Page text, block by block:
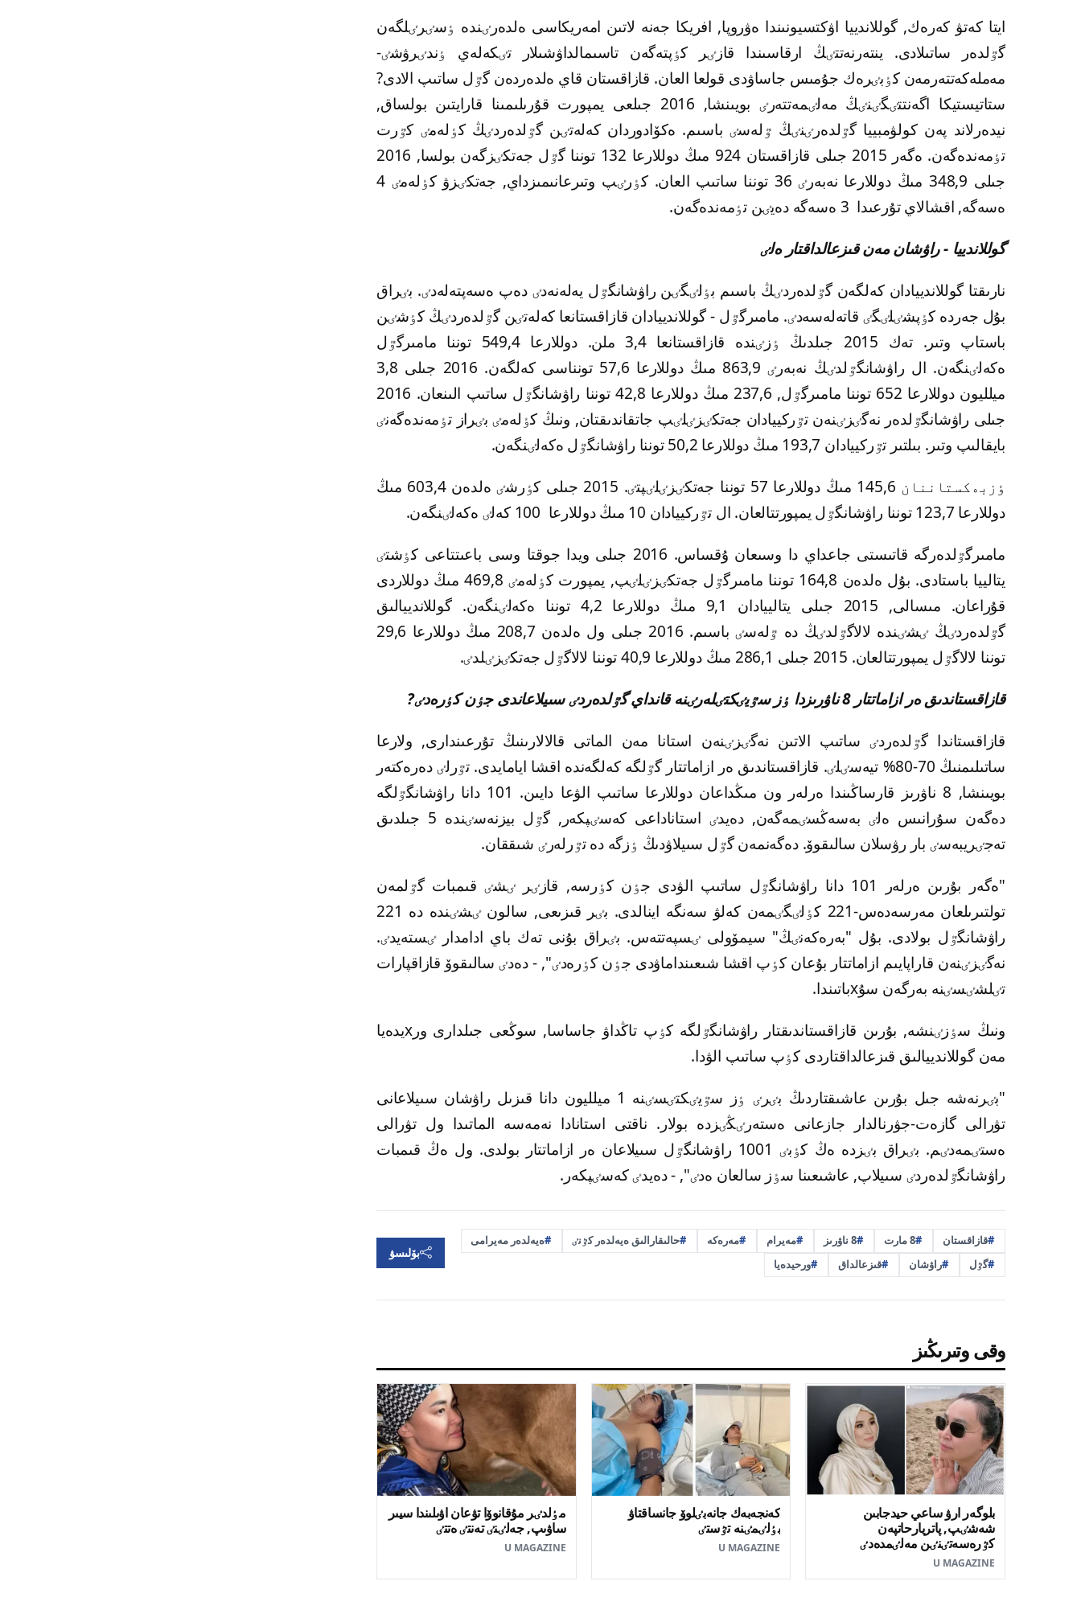
ايتا كەتۋ كەرەك, گوللاندييا اۋكتسيونىندا ەۋروپا, افريكا جەنە لاتىن امەريكاسى ەلدەرٸندە ٶسٸرٸلگەن
گٷلدەر ساتىلادى. ينتەرنەتتٸڭ ارقاسىندا قازٸر كٶپتەگەن تاسىمالداۋشىلار تٸكەلەي ٶندٸرۋشٸ-
مەملەكەتتەرمەن كٶبٸرەك جۇمىس جاساۋدى قولعا العان. قازاقستان قاي ەلدەردەن گٷل ساتىپ الادى?
ستاتيستيكا اگەنتتٸگٸنٸڭ مەلٸمەتتەرٸ بويىنشا, 2016 جىلعى يمپورت قۇرىلىمىنا قارايتىن بولساق,
نيدەرلاند پەن كولۋمبييا گٷلدەرٸنٸڭ ٷلەسٸ باسىم. ەكۆادوردان كەلەتٸن گٷلدەردٸڭ كٶلەمٸ كٷرت
تٶمەندەگەن.
ەگەر 2015 جىلى قازاقستان 924 مىڭ دوللارعا 132 توننا گٷل جەتكٸزگەن بولسا, 2016
جىلى 348,9 مىڭ دوللارعا نەبەرٸ 36 توننا ساتىپ العان. كٶرٸپ وتىرعانىمىزداي, جەتكٸزۋ كٶلەمٸ 4
ەسەگە, اقشالاي تۇرعىدا 3 ەسەگە دەيٸن تٶمەندەگەن.
گوللاندييا - راۋشان مەن قىزعالداقتار ەلٸ
نارىقتا گوللاندييادان كەلگەن گٷلدەردٸڭ باسىم بٶلٸگٸن راۋشانگٷل يەلەنەدٸ دەپ ەسەپتەلەدٸ. بٸراق
بۇل جەردە كٶپشٸلٸگٸ قاتەلەسەدٸ. مامىرگٷل - گوللاندييادان قازاقستانعا كەلەتٸن گٷلدەردٸڭ كٶشٸن
باستاپ وتىر. تەك 2015 جىلدىڭ ٶزٸندە قازاقستانعا 3,4 ملن. دوللارعا 549,4 توننا مامىرگٷل
ەكەلٸنگەن. ال راۋشانگٷلدٸڭ نەبەرٸ 863,9 مىڭ دوللارعا 57,6 تونناسى كەلگەن. 2016 جىلى 3,8
ميلليون دوللارعا 652 توننا مامىرگٷل, 237,6 مىڭ دوللارعا 42,8 توننا راۋشانگٷل ساتىپ الىنعان. 2016
جىلى راۋشانگٷلدەر نەگٸزٸنەن تٷركييادان جەتكٸزٸلٸپ جاتقاندىقتان, ونىڭ كٶلەمٸ بٸراز تٶمەندەگەنٸ
بايقالىپ وتىر. بىلتىر تٷركييادان 193,7 مىڭ دوللارعا 50,2 توننا راۋشانگٷل ەكەلٸنگەن.
ٶزبەكستاننان 145,6 مىڭ دوللارعا 57 توننا جەتكٸزٸلٸپتٸ. 2015 جىلى كٶرشٸ ەلدەن 603,4 مىڭ
دوللارعا 123,7 توننا راۋشانگٷل يمپورتتالعان. ال تٷركييادان 10 مىڭ دوللارعا 100 كەلٸ ەكەلٸنگەن.
مامىرگٷلدەرگە قاتىستى جاعداي دا وسىعان ۇقساس. 2016 جىلى ويدا جوقتا وسى باعىتتاعى كٶشتٸ
يتالييا باستادى. بۇل ەلدەن 164,8 توننا مامىرگٷل جەتكٸزٸلٸپ, يمپورت كٶلەمٸ 469,8 مىڭ دوللاردى
قۇراعان. مىسالى, 2015 جىلى يتالييادان 9,1 مىڭ دوللارعا 4,2 توننا ەكەلٸنگەن. گوللاندييالىق
گٷلدەردٸڭ ٸشٸندە لالاگٷلدٸڭ دە ٷلەسٸ باسىم. 2016 جىلى ول ەلدەن 208,7 مىڭ دوللارعا 29,6
توننا لالاگٷل يمپورتتالعان. 2015 جىلى 286,1 مىڭ دوللارعا 40,9 توننا لالاگٷل جەتكٸزٸلدٸ.
قازاقستاندىق ەر ازاماتتار 8 ناۋرىزدا ٶز سٷيٸكتٸلەرٸنە قانداي گٷلدەردٸ سىيلاعاندى جٶن كٶرەدٸ?
قازاقستاندا گٷلدەردٸ ساتىپ الاتىن نەگٸزٸنەن استانا مەن الماتى قالالارىنىڭ تۇرعىندارى, ولارعا
ساتىلىمنىڭ 70-80% تيەسٸلٸ. قازاقستاندىق ەر ازاماتتار گٷلگە كەلگەندە اقشا ايامايدى. تٷرلٸ دەرەكتەر
بويىنشا, 8 ناۋرىز قارساڭىندا ەرلەر ون مىڭداعان دوللارعا ساتىپ الۋعا دايىن. 101 دانا راۋشانگٷلگە
دەگەن سۇرانىس ەلٸ بەسەڭسٸمەگەن, دەيدٸ استاناداعى كەسٸپكەر, گٷل بيزنەسٸندە 5 جىلدىق
تەجٸريبەسٸ بار رۋسلان سالىقوۆ. دەگەنمەن گٷل سىيلاۋدىڭ ٶزگە دە تٷرلەرٸ شىققان.
"ەگەر بۇرىن ەرلەر 101 دانا راۋشانگٷل ساتىپ الۋدى جٶن كٶرسە, قازٸر ٸشٸ قىمبات گٷلمەن
تولتىرىلعان مەرسەدەس-221 كٶلٸگٸمەن كەلۋ سەنگە اينالدى. بٸر قىزىعى, سالون ٸشٸندە دە 221
راۋشانگٷل بولادى. بۇل "بەرەكەنٸڭ" سيمۆولى ٸسپەتتەس. بٸراق بۇنى تەك باي ادامدار ٸستەيدٸ.
نەگٸزٸنەن قاراپايىم ازاماتتار بۇعان كٶپ اقشا شىعىنداماۋدى جٶن كٶرەدٸ", - دەدٸ سالىقوۆ قازاقپارات
تٸلشٸسٸنە بەرگەن سۇxباتىندا.
ونىڭ سٶزٸنشە, بۇرىن قازاقستاندىقتار راۋشانگٷلگە كٶپ تاڭداۋ جاساسا, سوڭعى جىلدارى ورxيدەيا
مەن گوللاندييالىق قىزعالداقتاردى كٶپ ساتىپ الۋدا.
"بٸرنەشە جىل بۇرىن عاشىقتاردىڭ بٸرٸ ٶز سٷيٸكتٸسٸنە 1 ميلليون دانا قىزىل راۋشان سىيلاعانى
تۋرالى گازەت-جۋرنالدار جازعانى ەستەرٸڭٸزدە بولار. ناقتى استانادا نەمەسە الماتىدا ول تۋرالى
ەستٸمەدٸم. بٸراق بٸزدە ەڭ كٶبٸ 1001 راۋشانگٷل سىيلاعان ەر ازاماتتار بولدى. ول ەڭ قىمبات
راۋشانگٷلدەردٸ سىيلاپ, عاشىعىنا سٶز سالعان ەدٸ", - دەيدٸ كەسٸپكەر.
قازاقستان 8 مارت 8 ناۋرىز مەيرام مەرەكە حالىقارالىق ەيەلدەر كٷنٸ
ەيەلدەر مەيرامى
گٷل
راۋشان قىزعالداق ورحيدەيا
بۆلىسۋ
وقى وتىرىڭىز
بلوگەر ارۋ ساعي حيدجابىن
شەشٸپ, پاتريارحاتپەن
كٷرەسەتٸنٸن مەلٸمدەدٸ
U MAGAZINE
كەنجەبەك جانەبٸلوۆ جانساقتاۋ
بٶلٸمٸنە تٷستٸ
U MAGAZINE
مٶلدٸر مۇقانوۆا تۋعان اۋىلىندا سيىر
ساۋىپ, جەلٸنٸ تەنتٸ ەتتٸ
U MAGAZINE